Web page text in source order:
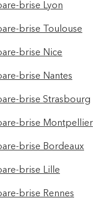
brise Lyon
brise Toulouse
brise Nice
brise Nantes
brise Strasbourg
brise Montpellier
brise Bordeaux
brise Lille
brise Rennes